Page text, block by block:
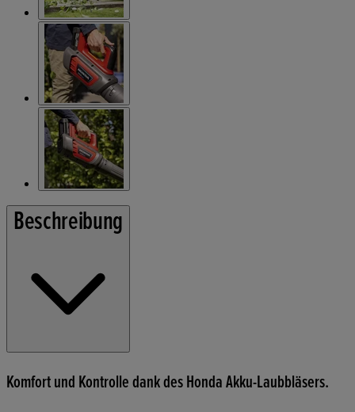
Beschreibung
Komfort und Kontrolle dank des Honda Akku-Laubbläsers.